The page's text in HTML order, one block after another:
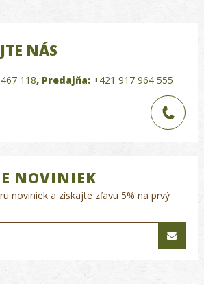
NÁS
118, Predajňa: +421 917 964 555
NOVINIEK
noviniek a získajte zľavu 5% na prvý